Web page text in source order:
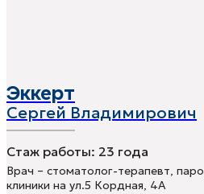
Эккерт
Сергей Владимирович
Стаж работы: 23 года
Врач – стоматолог-терапевт,
клиники на ул.5 Кордная, 4А